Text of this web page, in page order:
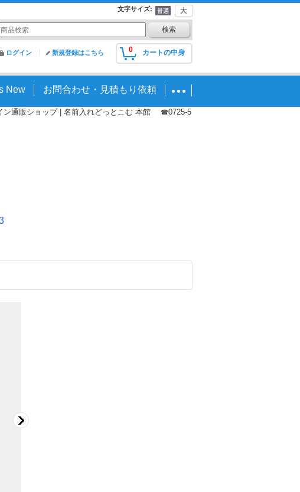
文字サイズ:
0 カートの中身
ログイン 新規登録はこちら
New お問合わせ・見積もり依頼
ン通販ショップ | 名前入れどっとこむ 本館 ☎0725-5